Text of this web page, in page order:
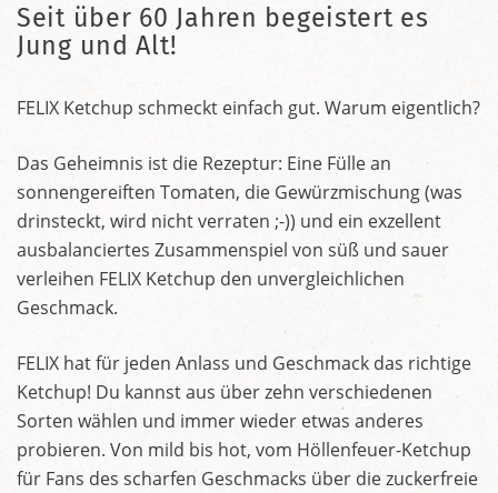
Seit über 60 Jahren begeistert es
Jung und Alt!
FELIX Ketchup schmeckt einfach gut. Warum eigentlich?
Das Geheimnis ist die Rezeptur: Eine Fülle an
sonnengereiften Tomaten, die Gewürzmischung (was
drinsteckt, wird nicht verraten ;-)) und ein exzellent
ausbalanciertes Zusammenspiel von süß und sauer
verleihen FELIX Ketchup den unvergleichlichen
Geschmack.
FELIX hat für jeden Anlass und Geschmack das richtige
Ketchup! Du kannst aus über zehn verschiedenen
Sorten wählen und immer wieder etwas anderes
probieren. Von mild bis hot, vom Höllenfeuer-Ketchup
für Fans des scharfen Geschmacks über die zuckerfreie